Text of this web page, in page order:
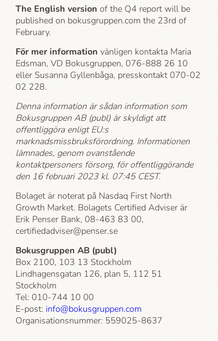
The English version of the Q4 report will be
published on bokusgruppen.com the 23rd of
February.
För mer information vänligen kontakta Maria
Edsman, VD Bokusgruppen, 076-888 26 10
eller Susanna Gyllenbåga, press­kontakt 070-02
02 228.
Denna information är sådan information som
Bokusgruppen AB (publ) är skyldigt att
offentliggöra enligt EU:s
marknadsmissbruksförordning. Informationen
lämnades, genom ovanstående
kontaktpersoners försorg, för offentliggörande
den 16 februari 2023 kl. 07:45 CEST.
Bolaget är noterat på Nasdaq First North
Growth Market. Bolagets Certified Adviser är
Erik Penser Bank, 08-463 83 00,
certifiedadviser@penser.se
Bokusgruppen AB (publ)
Box 2100, 103 13 Stockholm
Lindhagensgatan 126, plan 5, 112 51
Stockholm
Tel: 010-744 10 00
E-post: info@bokusgruppen.com
Organisationsnummer: 559025-8637